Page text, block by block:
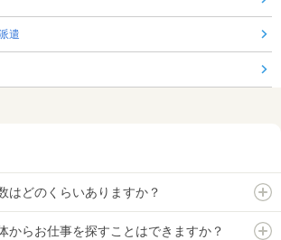
遣
はどのくらいありますか？
からお仕事を探すことはできますか？